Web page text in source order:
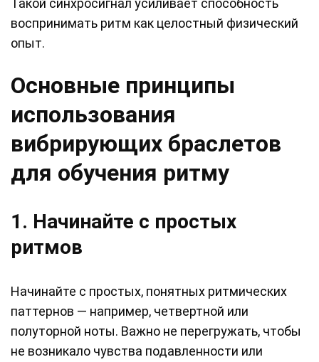
Такой синхросигнал усиливает способность
воспринимать ритм как целостный физический
опыт.
Основные принципы
использования
вибрирующих браслетов
для обучения ритму
1. Начинайте с простых
ритмов
Начинайте с простых, понятных ритмических
паттернов — например, четвертной или
полуторной ноты. Важно не перегружать, чтобы
не возникало чувства подавленности или